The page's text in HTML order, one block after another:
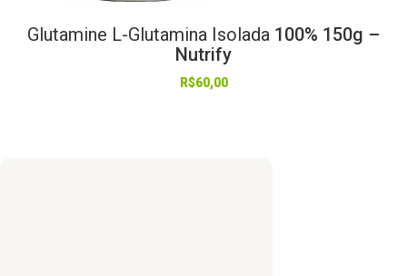
Glutamine L-Glutamina Isolada 100% 150g –
Nutrify
R$60,00